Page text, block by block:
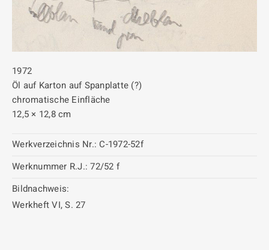
1972
Öl auf Karton auf Spanplatte (?)
chromatische Einfläche
12,5 × 12,8 cm
Werkverzeichnis Nr.: C-1972-52f
Werknummer R.J.: 72/52 f
Bildnachweis:
Werkheft VI, S. 27